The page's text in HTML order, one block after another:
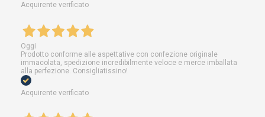
Acquirente verificato
Oggi
Prodotto conforme alle aspettative con confezione originale
immacolata, spedizione incredibilmente veloce e merce imballata
alla perfezione. Consigliatissino!
Acquirente verificato